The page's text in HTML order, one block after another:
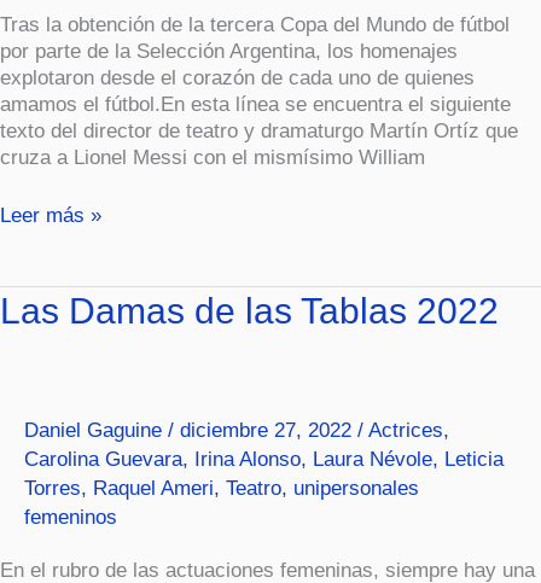
Tras la obtención de la tercera Copa del Mundo de fútbol
por parte de la Selección Argentina, los homenajes
explotaron desde el corazón de cada uno de quienes
amamos el fútbol.En esta línea se encuentra el siguiente
texto del director de teatro y dramaturgo Martín Ortíz que
cruza a Lionel Messi con el mismísimo William
Leer más »
Las Damas de las Tablas 2022
Daniel Gaguine / diciembre 27, 2022 / Actrices,
Carolina Guevara, Irina Alonso, Laura Névole, Leticia
Torres, Raquel Ameri, Teatro, unipersonales
femeninos
En el rubro de las actuaciones femeninas, siempre hay una
Las
Damas
2022